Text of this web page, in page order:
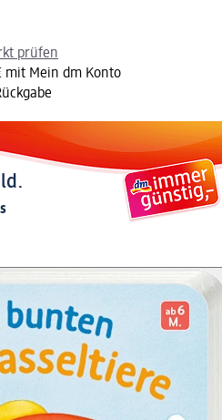
prüfen
mit Mein dm Konto